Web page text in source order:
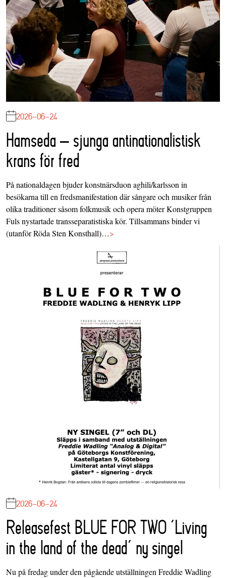
2026-06-24
Hamseda – sjunga antinationalistisk
krans för fred
På nationaldagen bjuder konstnärsduon aghili/karlsson in
besökarna till en fredsmanifestation där sångare och musiker från
olika traditioner såsom folkmusik och opera möter Konstgruppen
Fuls nystartade transseparatistiska kör. Tillsammans binder vi
(utanför Röda Sten Konsthall)…>
2026-06-24
Releasefest BLUE FOR TWO ‘Living
in the land of the dead’ ny singel
Nu på fredag under den pågående utställningen Freddie Wadling